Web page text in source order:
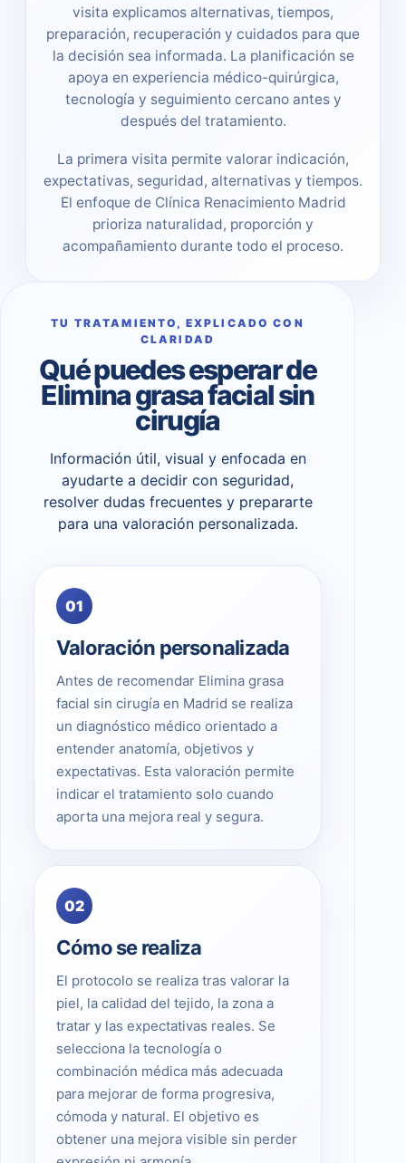
visita explicamos alternativas, tiempos,
preparación, recuperación y cuidados para que
la decisión sea informada. La planificación se
apoya en experiencia médico-quirúrgica,
tecnología y seguimiento cercano antes y
después del tratamiento.
La primera visita permite valorar indicación,
expectativas, seguridad, alternativas y tiempos.
El enfoque de Clínica Renacimiento Madrid
prioriza naturalidad, proporción y
acompañamiento durante todo el proceso.
TU TRATAMIENTO, EXPLICADO CON
CLARIDAD
Qué puedes esperar de
Elimina grasa facial sin
cirugía
Información útil, visual y enfocada en
ayudarte a decidir con seguridad,
resolver dudas frecuentes y prepararte
para una valoración personalizada.
01
Valoración personalizada
Antes de recomendar Elimina grasa
facial sin cirugía en Madrid se realiza
un diagnóstico médico orientado a
entender anatomía, objetivos y
expectativas. Esta valoración permite
indicar el tratamiento solo cuando
aporta una mejora real y segura.
02
Cómo se realiza
El protocolo se realiza tras valorar la
piel, la calidad del tejido, la zona a
tratar y las expectativas reales. Se
selecciona la tecnología o
combinación médica más adecuada
para mejorar de forma progresiva,
cómoda y natural. El objetivo es
obtener una mejora visible sin perder